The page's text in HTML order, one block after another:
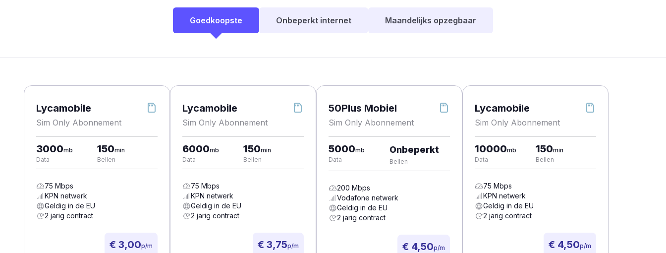
Goedkoopste Onbeperkt internet Maandelijks opzegbaar
Lycamobile
Sim Only Abonnement
3000mb
Data
150min
Bellen
75 Mbps
KPN netwerk
Geldig in de EU
2 jarig contract
€ 3,00p/m
Lycamobile
Sim Only Abonnement
6000mb
Data
150min
Bellen
75 Mbps
KPN netwerk
Geldig in de EU
2 jarig contract
€ 3,75p/m
50Plus Mobiel
Sim Only Abonnement
5000mb
Data
Onbeperkt
Bellen
200 Mbps
Vodafone netwerk
Geldig in de EU
2 jarig contract
€ 4,50p/m
Lycamobile
Sim Only Abonnement
10000mb
Data
150min
Bellen
75 Mbps
KPN netwerk
Geldig in de EU
2 jarig contract
€ 4,50p/m